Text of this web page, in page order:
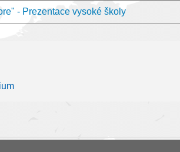
- Prezentace vysoké školy